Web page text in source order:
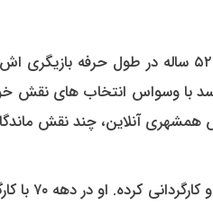
با وسواس انتخاب های نقش خود
آنلاین، چند نقش
پیروفر در